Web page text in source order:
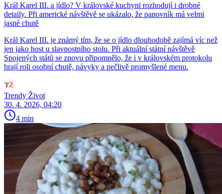
Král Karel III. a jídlo? V královské kuchyni rozhodují i drobné
detaily. Při americké návštěvě se ukázalo, že panovník má velmi
jasné chutě
Král Karel III. je známý tím, že se o jídlo dlouhodobě zajímá víc než
jen jako host u slavnostního stolu. Při aktuální státní návštěvě
Spojených států se znovu připomnělo, že i v královském protokolu
hrají roli osobní chutě, návyky a pečlivě promyšlené menu.
Trendy Život
30. 4. 2026, 04:20
4 min